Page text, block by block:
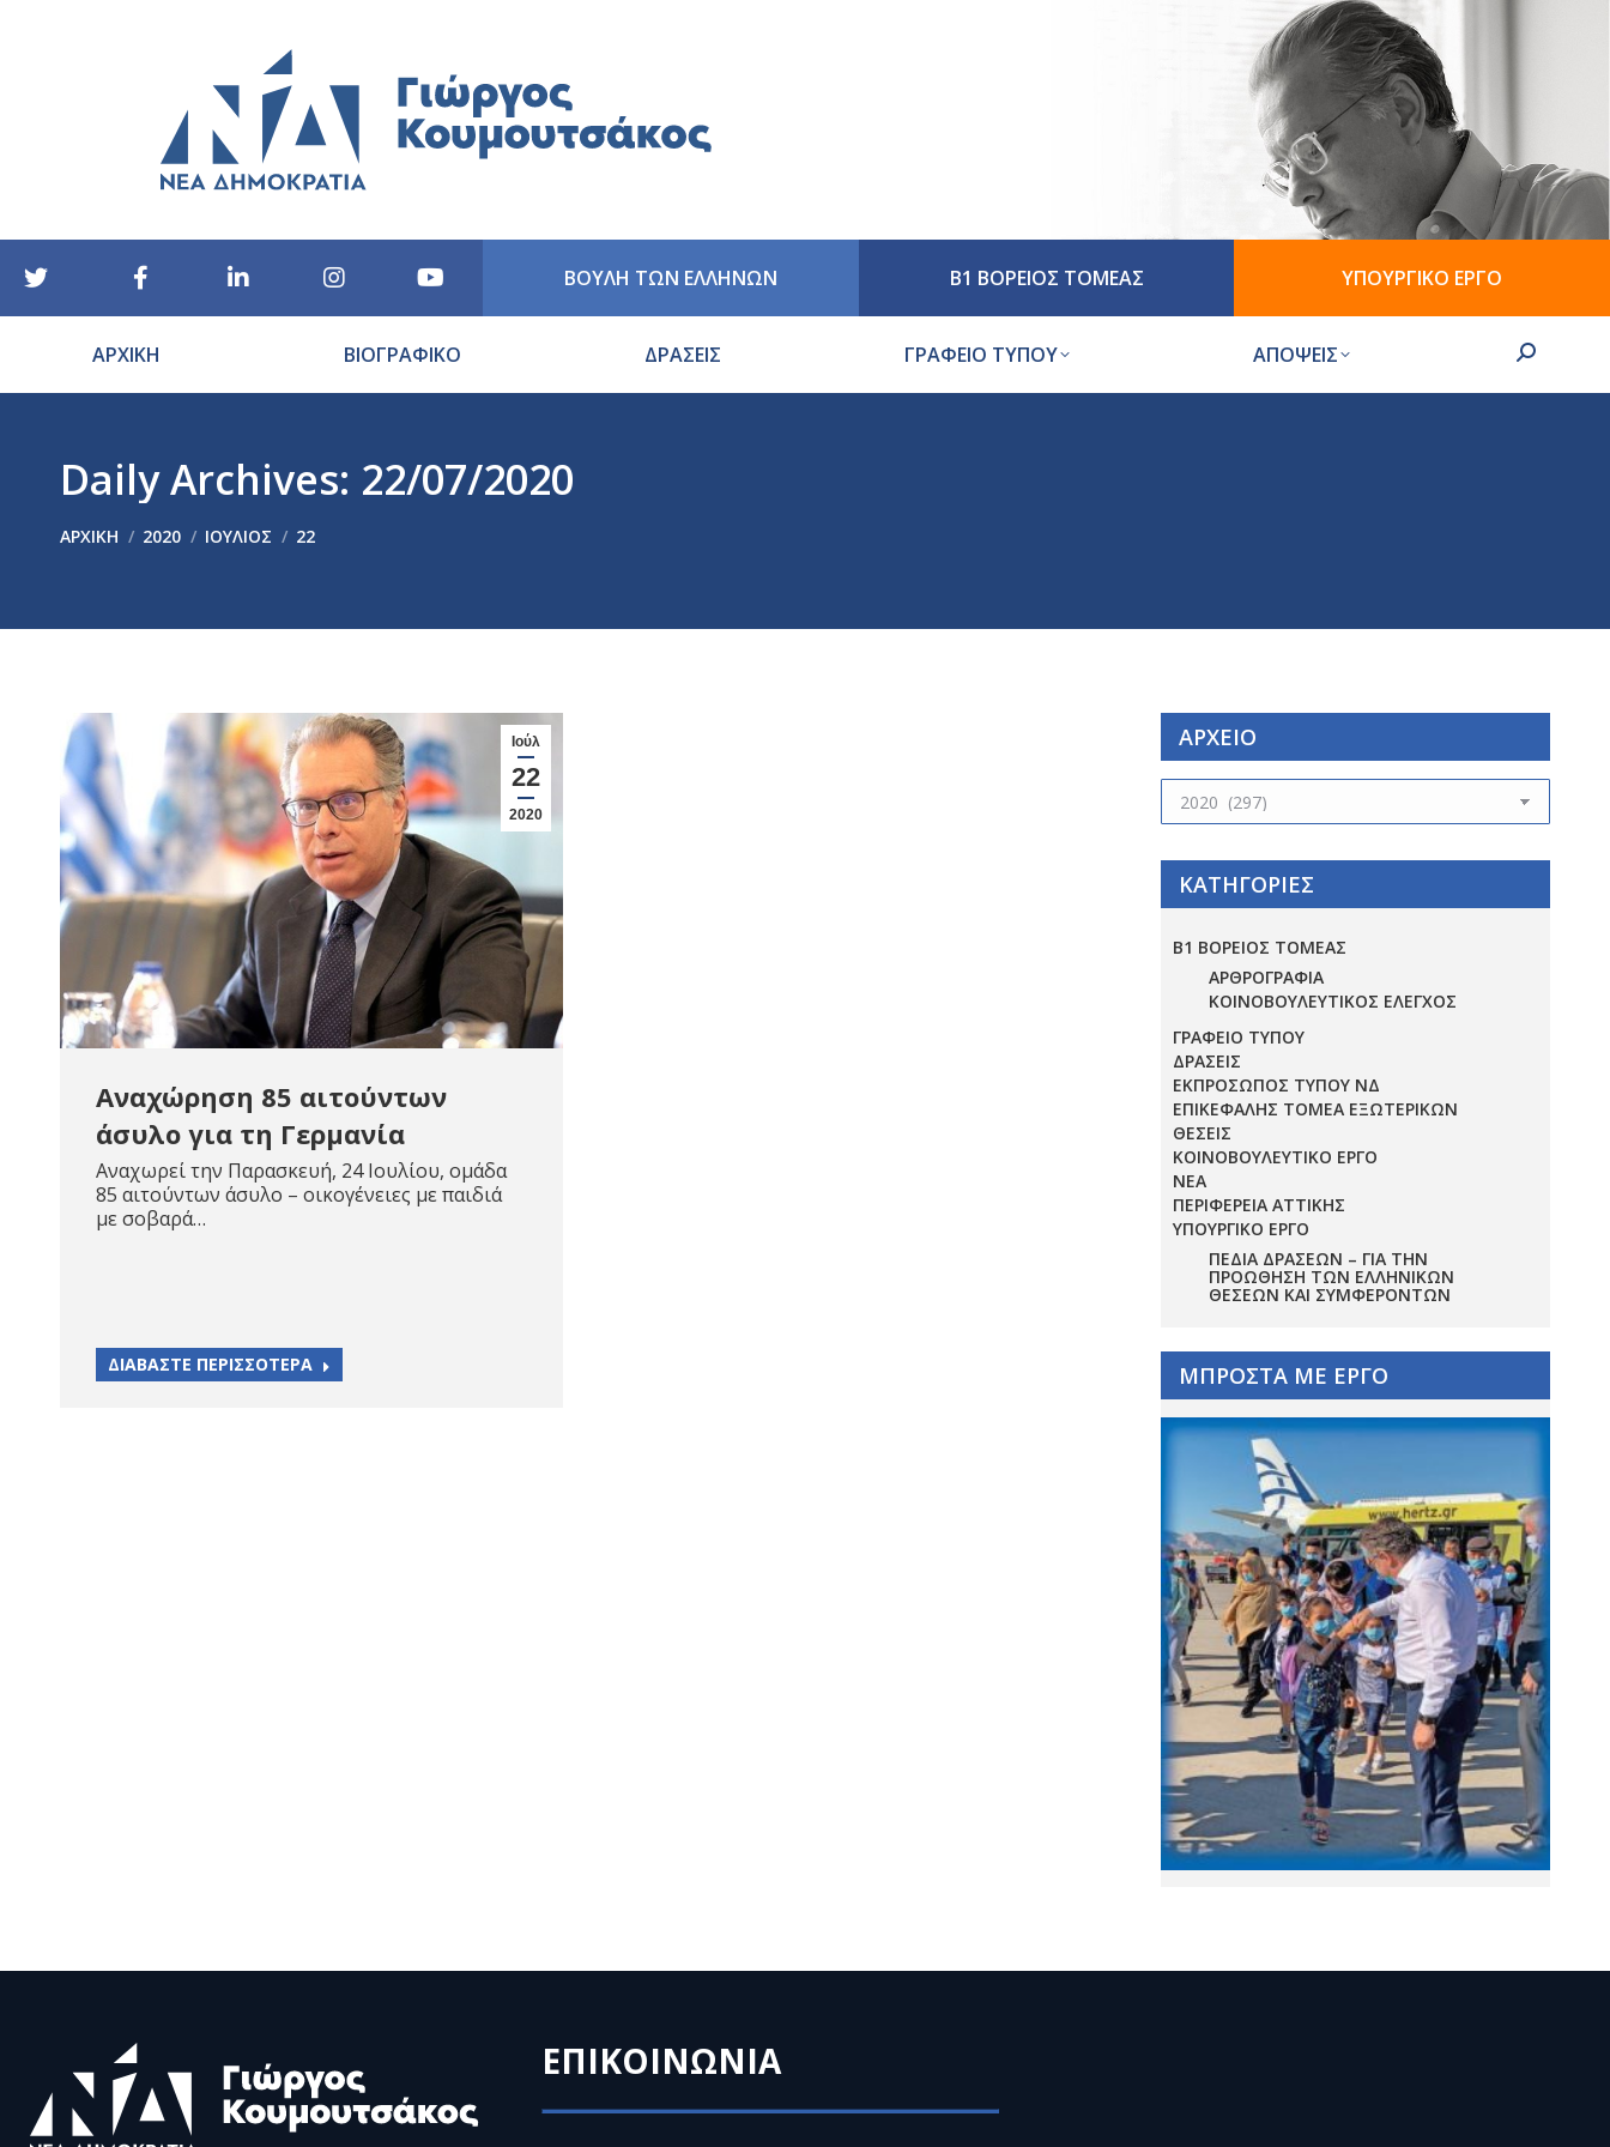
ΒΟΥΛΗ ΤΩΝ ΕΛΛΗΝΩΝ Β1 ΒΟΡΕΙΟΣ ΤΟΜΕΑΣ ΥΠΟΥΡΓΙΚΟ ΕΡΓΟ
ΑΡΧΙΚΗ ΒΙΟΓΡΑΦΙΚΟ ΔΡΑΣΕΙΣ ΓΡΑΦΕΙΟ ΤΥΠΟΥ ΑΠΟΨΕΙΣ Search:
Daily Archives: 22/07/2020
ΑΡΧΙΚΉ 2020 ΙΟΎΛΙΟΣ 22
Ιούλ
22
2020
Αναχώρηση 85 αιτούντων
άσυλο για τη Γερμανία
Αναχωρεί την Παρασκευή, 24 Ιουλίου, ομάδα
85 αιτούντων άσυλο – οικογένειες με παιδιά
με σοβαρά…
ΔΙΑΒΑΣΤΕ ΠΕΡΙΣΣΟΤΕΡΑ
ΑΡΧΕΙΟ
ΑΡΧΕΙΟ
ΚΑΤΗΓΟΡΙΕΣ
Β1 ΒΟΡΕΙΟΣ ΤΟΜΕΑΣ
ΑΡΘΡΟΓΡΑΦΙΑ
ΚΟΙΝΟΒΟΥΛΕΥΤΙΚΟΣ ΕΛΕΓΧΟΣ
ΓΡΑΦΕΙΟ ΤΥΠΟΥ
ΔΡΑΣΕΙΣ
ΕΚΠΡΟΣΩΠΟΣ ΤΥΠΟΥ ΝΔ
ΕΠΙΚΕΦΑΛΗΣ ΤΟΜΕΑ ΕΞΩΤΕΡΙΚΩΝ
ΘΕΣΕΙΣ
ΚΟΙΝΟΒΟΥΛΕΥΤΙΚΟ ΕΡΓΟ
ΝΕΑ
ΠΕΡΙΦΕΡΕΙΑ ΑΤΤΙΚΗΣ
ΥΠΟΥΡΓΙΚΟ ΕΡΓΟ
ΠΕΔΊΑ ΔΡΆΣΕΩΝ – ΓΙΑ ΤΗΝ
ΠΡΟΏΘΗΣΗ ΤΩΝ ΕΛΛΗΝΙΚΏΝ
ΘΈΣΕΩΝ ΚΑΙ ΣΥΜΦΕΡΌΝΤΩΝ
ΜΠΡΟΣΤΑ ΜΕ ΕΡΓΟ
ΕΠΙΚΟΙΝΩΝΙΑ